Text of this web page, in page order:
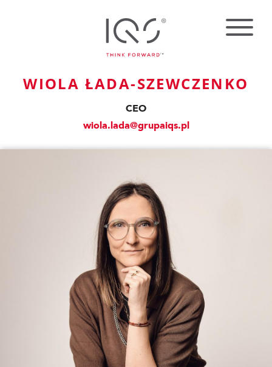
WIOLA ŁADA-SZEWCZENKO
CEO
wiola.lada@grupaiqs.pl